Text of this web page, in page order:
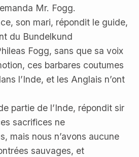
Mr. Fogg.
son mari, répondit le guide,
du Bundelkund
Fogg, sans que sa voix
ces barbares coutumes
l’Inde, et les Anglais n’ont
partie de l’Inde, répondit sir
sacrifices ne
mais nous n’avons aucune
sauvages, et